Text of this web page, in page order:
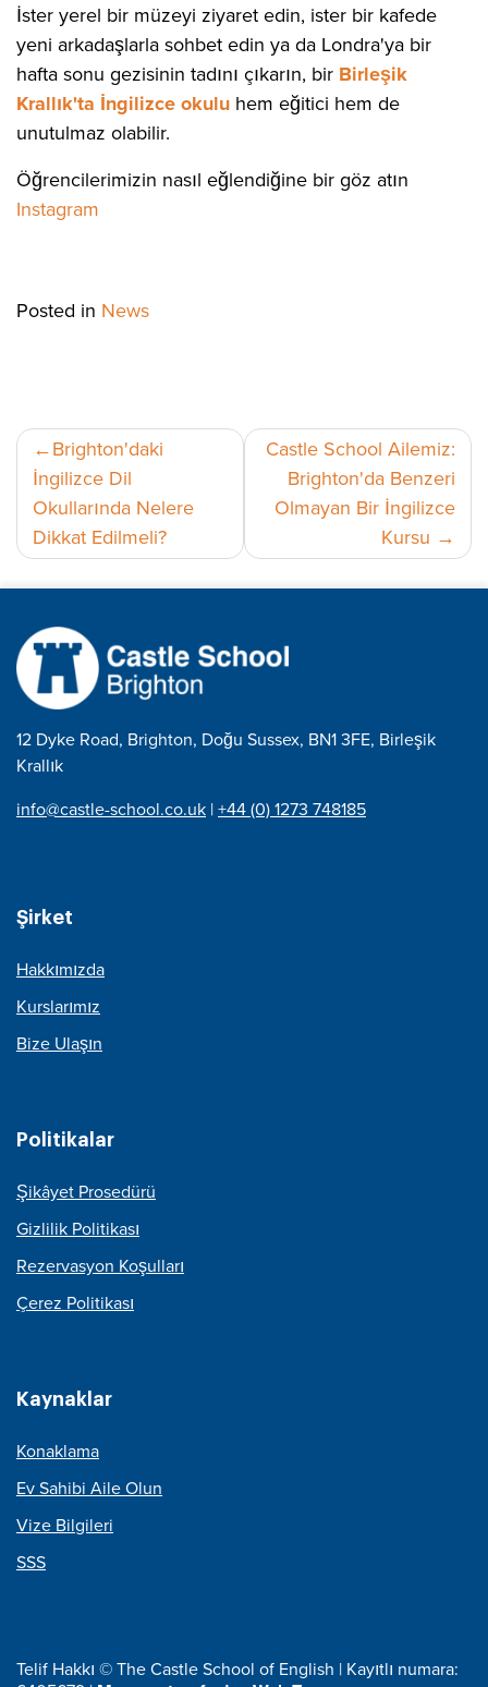
İster yerel bir müzeyi ziyaret edin, ister bir kafede
yeni arkadaşlarla sohbet edin ya da Londra'ya bir
hafta sonu gezisinin tadını çıkarın, bir Birleşik
Krallık'ta İngilizce okulu hem eğitici hem de
unutulmaz olabilir.
Öğrencilerimizin nasıl eğlendiğine bir göz atın
Instagram
Posted in News
Yazı
gezinmesi
Brighton'daki
İngilizce Dil
Okullarında Nelere
Dikkat Edilmeli?
Castle School Ailemiz:
Brighton'da Benzeri
Olmayan Bir İngilizce
Kursu
12 Dyke Road, Brighton, Doğu Sussex, BN1 3FE, Birleşik
Krallık
info@castle-school.co.uk |+44 (0) 1273 748185
Şirket
Hakkımızda
Kurslarımız
Bize Ulaşın
Politikalar
Şikâyet Prosedürü
Gizlilik Politikası
Rezervasyon Koşulları
Çerez Politikası
Kaynaklar
Konaklama
Ev Sahibi Aile Olun
Vize Bilgileri
SSS
Telif Hakkı © The Castle School of English | Kayıtlı numara: